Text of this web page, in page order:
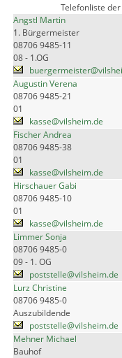
Telefonliste
Angstl Martin
1. Bürgermeister
08706 9485-11
08 - 1.OG
Augustin Verena
08706 9485-21
01
kasse@vilsheim.de
Fischer Andrea
08706 9485-38
01
kasse@vilsheim.de
Hirschauer Gabi
08706 9485-10
01
kasse@vilsheim.de
Limmer Sonja
08706 9485-0
09 - 1. OG
poststelle@vilsheim.de
Lurz Christine
08706 9485-0
Auszubildende
poststelle@vilsheim.de
Mehner Michael
Bauhof